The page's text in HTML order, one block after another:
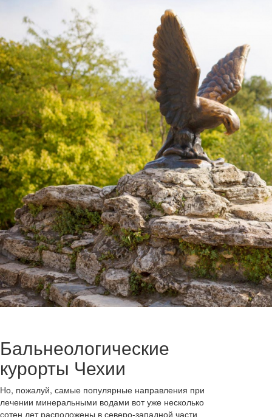
Бальнеологические
курорты Чехии
Но, пожалуй, самые популярные направления при
лечении минеральными водами вот уже несколько
сотен лет расположены в северо-западной части